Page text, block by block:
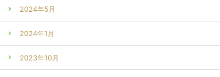
2024年5月
2024年1月
2023年10月